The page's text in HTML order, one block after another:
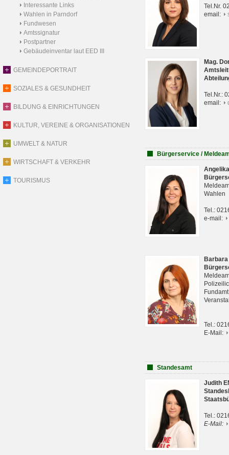
Interessante Links
Wahlen in Parndorf
Fundwesen
Amtssignatur
Postpartner
Gebäudeinventar laut EED III
GEMEINDEPORTRAIT
SOZIALES & GESUNDHEIT
BILDUNG & EINRICHTUNGEN
KULTUR, VEREINE & ORGANISATIONEN
UMWELT & NATUR
WIRTSCHAFT & VERKEHR
TOURISMUS
Tel.Nr.
email:
Mag.
Tel.Nr.:
email:
Bürgerservice /
Wahlen
Tel.:
e-mail:
Tel.:
E-Mail:
Standesamt
Judith
Tel.:
E-Mail: